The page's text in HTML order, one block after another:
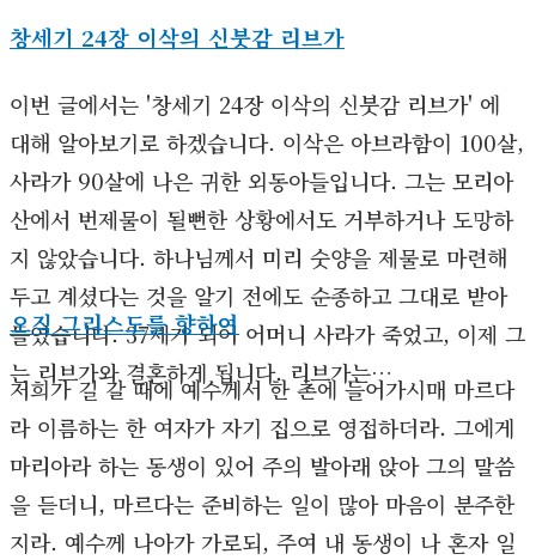
창세기 24장 이삭의 신붓감 리브가
이번 글에서는 '창세기 24장 이삭의 신붓감 리브가' 에
대해 알아보기로 하겠습니다. 이삭은 아브라함이 100살,
사라가 90살에 나은 귀한 외동아들입니다. 그는 모리아
산에서 번제물이 될뻔한 상황에서도 거부하거나 도망하
지 않았습니다. 하나님께서 미리 숫양을 제물로 마련해
두고 계셨다는 것을 알기 전에도 순종하고 그대로 받아
들였습니다. 37세가 되어 어머니 사라가 죽었고, 이제 그
는 리브가와 결혼하게 됩니다. 리브가는…
오직 그리스도를 향하여
저희가 길 갈 때에 예수께서 한 촌에 들어가시매 마르다
라 이름하는 한 여자가 자기 집으로 영접하더라. 그에게
마리아라 하는 동생이 있어 주의 발아래 앉아 그의 말씀
을 듣더니, 마르다는 준비하는 일이 많아 마음이 분주한
지라. 예수께 나아가 가로되, 주여 내 동생이 나 혼자 일